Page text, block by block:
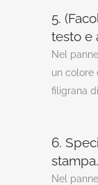
5.
testo e
Nel
un colore
filigrana
6.
stampa.
Nel